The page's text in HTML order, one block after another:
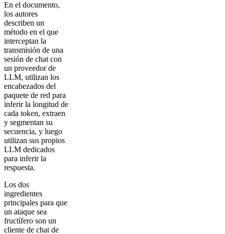
En el documento,
los autores
describen un
método en el que
interceptan la
transmisión de una
sesión de chat con
un proveedor de
LLM, utilizan los
encabezados del
paquete de red para
inferir la longitud de
cada token, extraen
y segmentan su
secuencia, y luego
utilizan sus propios
LLM dedicados
para inferir la
respuesta.
Los dos
ingredientes
principales para que
un ataque sea
fructífero son un
cliente de chat de